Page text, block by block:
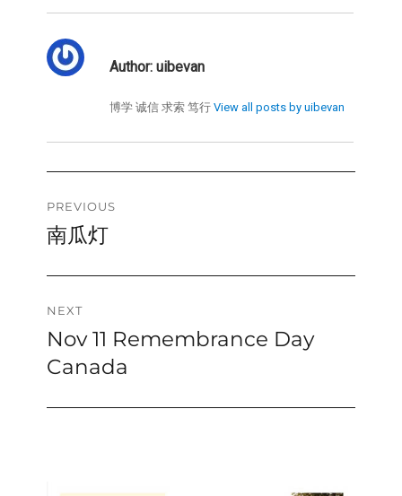
Author:uibevan
博学 诚信 求索 笃行 View all posts by uibevan
Post
navigation
PREVIOUS
Previous
南瓜灯
NEXT
Next
post:
Nov 11 Remembrance Day
Canada